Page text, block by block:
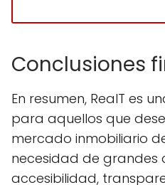
Conclusiones
En resumen, RealT es
para aquellos que
mercado inmobiliario
necesidad de grandes
accesibilidad,